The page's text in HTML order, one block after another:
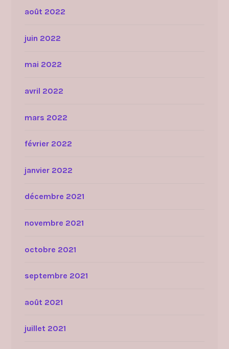
août 2022
juin 2022
mai 2022
avril 2022
mars 2022
février 2022
janvier 2022
décembre 2021
novembre 2021
octobre 2021
septembre 2021
août 2021
juillet 2021